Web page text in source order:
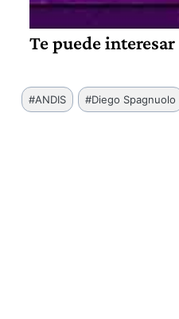
Te puede interesar
Etiquetas
de
#ANDIS #Diego Spagnuolo